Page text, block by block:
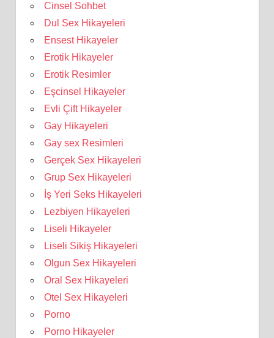
Cinsel Sohbet
Dul Sex Hikayeleri
Ensest Hikayeler
Erotik Hikayeler
Erotik Resimler
Eşcinsel Hikayeler
Evli Çift Hikayeler
Gay Hikayeleri
Gay sex Resimleri
Gerçek Sex Hikayeleri
Grup Sex Hikayeleri
İş Yeri Seks Hikayeleri
Lezbiyen Hikayeleri
Liseli Hikayeler
Liseli Sikiş Hikayeleri
Olgun Sex Hikayeleri
Oral Sex Hikayeleri
Otel Sex Hikayeleri
Porno
Porno Hikayeler